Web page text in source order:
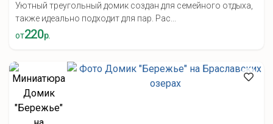
Уютный треугольный домик создан для семейного отдыха,
также идеально подходит для пар. Рас...
от220р.